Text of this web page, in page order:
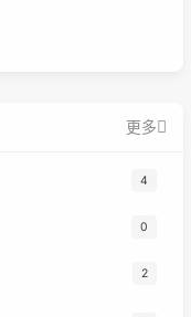
更多
4
0
2